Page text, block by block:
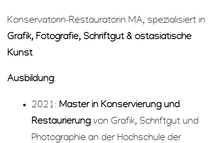
Konservatorin-Restauratorin MA, spezialisiert in
Grafik, Fotografie, Schriftgut & ostasiatische
Kunst
Ausbildung:
2021: Master in Konservierung und
Restaurierung von Grafik, Schriftgut und
Photographie an der Hochschule der